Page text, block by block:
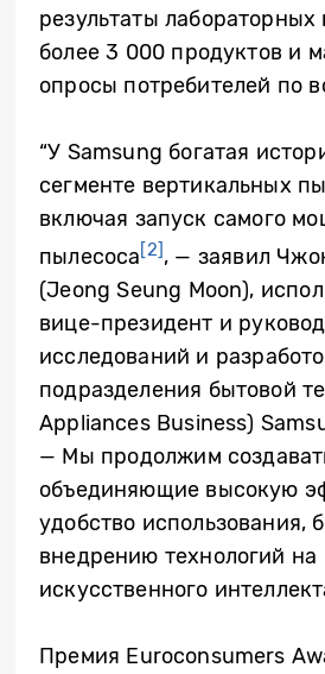
результаты
более 3 000 продуктов и
опросы потребителей по
“У Samsung богатая
сегменте вертикальных
включая запуск самого
пылесоса[2], — заявил
(Jeong Seung Moon),
вице-президент и
исследований и
подразделения бытовой
Appliances Business)
— Мы продолжим
объединяющие высокую
удобство использования,
внедрению технологий на
искусственного
Премия Euroconsumers